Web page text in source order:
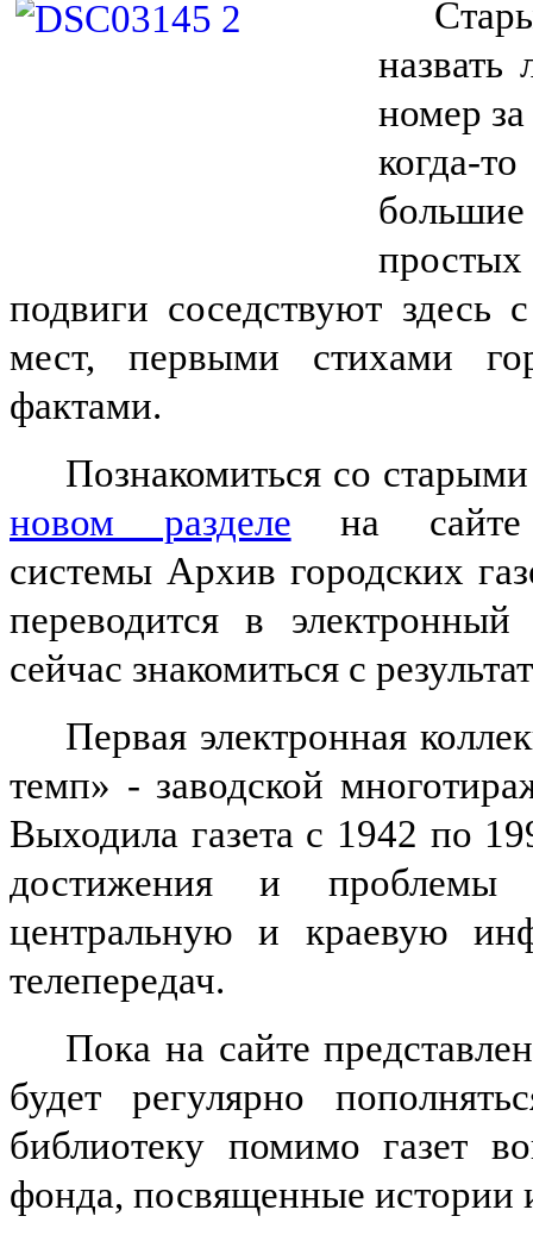
назвать
номер
когда-
простых
подвиги соседствуют здесь
мест, первыми стихами
фактами.
Познакомиться со
новом разделе на сайте
системы Архив городских
переводится в
сейчас знакомиться с
Первая электронная
темп» - заводской
Выходила газета с 1942 по
достижения и проблемы
центральную и краевую
телепередач.
Пока на сайте
будет регулярно
библиотеку помимо газет
фонда, посвященные истории